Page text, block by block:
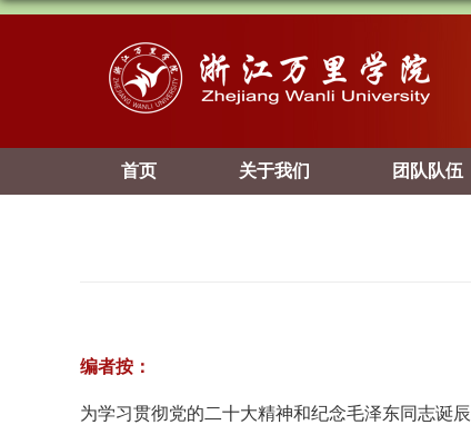
首页 关于我们 团队队伍
编者按：
为学习贯彻党的二十大精神和纪念毛泽东同志诞辰